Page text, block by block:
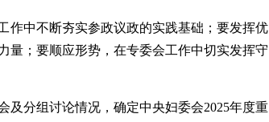
作中不断夯实参政议政的实践基础；要发挥优
量；要顺应形势，在专委会工作中切实发挥守
及分组讨论情况，确定中央妇委会2025年度重